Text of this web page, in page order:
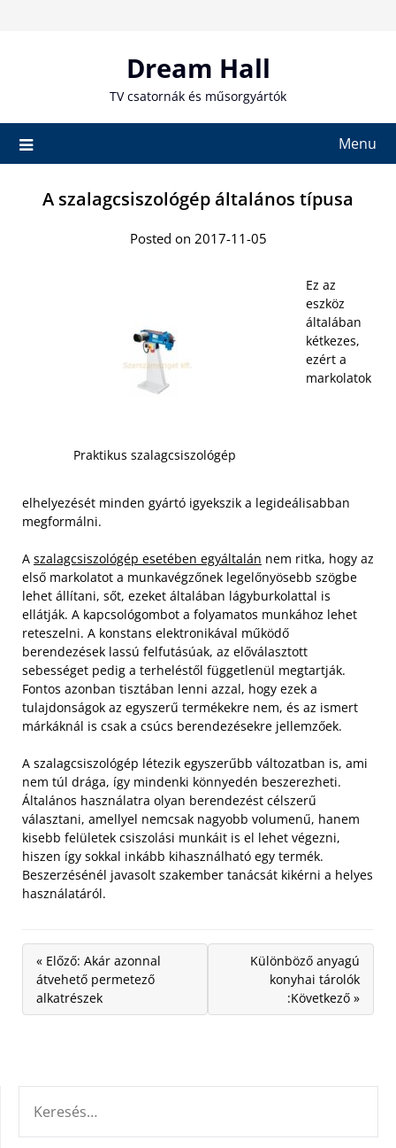
Dream Hall
TV csatornák és műsorgyártók
Menu
A szalagcsiszológép általános típusa
Posted on 2017-11-05
Praktikus szalagcsiszológép
Ez az
eszköz
általában
kétkezes,
ezért a
markolatok
elhelyezését minden gyártó igyekszik a legideálisabban
megformálni.
A szalagcsiszológép esetében egyáltalán nem ritka, hogy az
első markolatot a munkavégzőnek legelőnyösebb szögbe
lehet állítani, sőt, ezeket általában lágyburkolattal is
ellátják. A kapcsológombot a folyamatos munkához lehet
reteszelni. A konstans elektronikával működő
berendezések lassú felfutásúak, az előválasztott
sebességet pedig a terheléstől függetlenül megtartják.
Fontos azonban tisztában lenni azzal, hogy ezek a
tulajdonságok az egyszerű termékekre nem, és az ismert
márkáknál is csak a csúcs berendezésekre jellemzőek.
A szalagcsiszológép létezik egyszerűbb változatban is, ami
nem túl drága, így mindenki könnyedén beszerezheti.
Általános használatra olyan berendezést célszerű
választani, amellyel nemcsak nagyobb volumenű, hanem
kisebb felületek csiszolási munkáit is el lehet végezni,
hiszen így sokkal inkább kihasználható egy termék.
Beszerzésénél javasolt szakember tanácsát kikérni a helyes
használatáról.
« Előző: Akár azonnal
átvehető permetező
alkatrészek
Különböző anyagú
konyhai tárolók
:Következő »